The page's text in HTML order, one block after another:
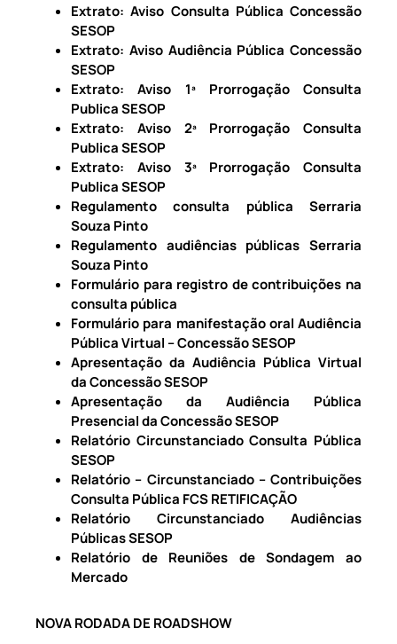
Extrato: Aviso Consulta Pública Concessão
SESOP
Extrato: Aviso Audiência Pública Concessão
SESOP
Extrato: Aviso 1ª Prorrogação Consulta
Publica SESOP
Extrato: Aviso 2ª Prorrogação Consulta
PublicaSESOP
Extrato: Aviso 3ª Prorrogação Consulta
Publica SESOP
Regulamento consulta pública Serraria
Souza Pinto
Regulamento audiências públicas Serraria
Souza Pinto
Formulário para registro de contribuições na
consulta pública
Formulário para manifestação oral Audiência
Pública Virtual – Concessão SESOP
Apresentação da Audiência Pública Virtual
da Concessão SESOP
Apresentação da Audiência Pública
Presencial da Concessão SESOP
Relatório Circunstanciado Consulta Pública
SESOP
Relatório – Circunstanciado – Contribuições
Consulta Pública FCS RETIFICAÇÃO
Relatório Circunstanciado Audiências
Públicas SESOP
Relatório de Reuniões de Sondagem ao
Mercado
NOVA RODADA DE ROADSHOW